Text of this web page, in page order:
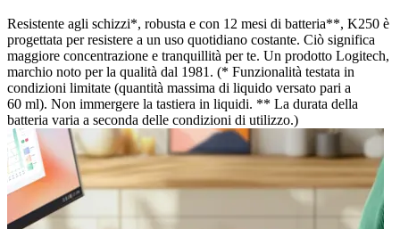
Resistente agli schizzi*, robusta e con 12 mesi di batteria**, K250 è
progettata per resistere a un uso quotidiano costante. Ciò significa
maggiore concentrazione e tranquillità per te. Un prodotto Logitech,
marchio noto per la qualità dal 1981. (* Funzionalità testata in
condizioni limitate (quantità massima di liquido versato pari a
60 ml). Non immergere la tastiera in liquidi. ** La durata della
batteria varia a seconda delle condizioni di utilizzo.)